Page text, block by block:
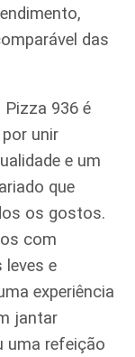
das
Pizza 936 é
unir
e um
que
os gostos.
com
leves e
experiência
jantar
uma refeição